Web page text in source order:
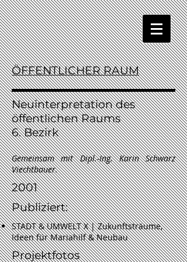
ÖFFENTLICHER RAUM
Neuinterpretationdes
öffentlichen Raums
6. Bezirk
Gemeinsam mit Dipl.-Ing. Karin Schwarz
Viechtbauer.
2001
Publiziert:
STADT & UMWELT X | Zukunftsträume,
Ideen für Mariahilf & Neubau
Projektfotos